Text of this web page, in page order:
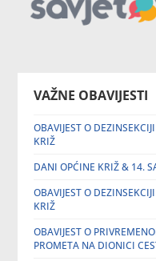
VAŽNE OBAVIJESTI
OBAVIJEST O
KRIŽ
DANI OPĆINE KRIŽ & 14.
OBAVIJEST O
KRIŽ
OBAVIJEST O
PROMETA NA DIONICI